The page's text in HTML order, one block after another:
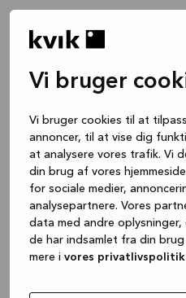
Vi bruger
Vi bruger cookies til at
annoncer, til at vise dig
at analysere vores trafik. Vi
din brug af vores
for sociale medier,
analysepartnere. Vores
data med andre oplysninger,
de har indsamlet fra din
mere i vores privatlivspolitik